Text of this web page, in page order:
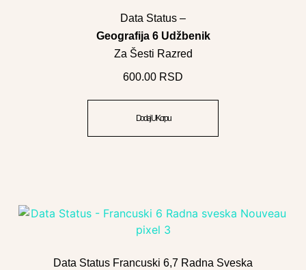
Data Status –
Geografija 6 Udžbenik
Za Šesti Razred
600.00 RSD
Dodaj U Korpu
Data Status Francuski 6,7 Radna Sveska